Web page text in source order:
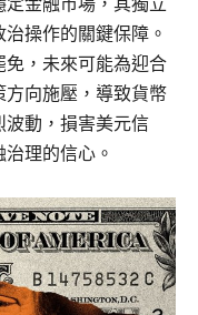
操作的關鍵保障。
免，未來可能為迎合
方向施壓，導致貨幣
波動，損害美元信
理的信心。